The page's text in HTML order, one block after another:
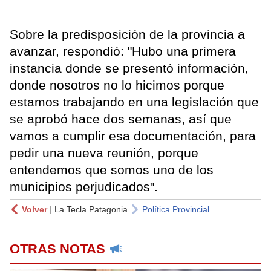
Sobre la predisposición de la provincia a
avanzar, respondió: "Hubo una primera
instancia donde se presentó información,
donde nosotros no lo hicimos porque
estamos trabajando en una legislación que
se aprobó hace dos semanas, así que
vamos a cumplir esa documentación, para
pedir una nueva reunión, porque
entendemos que somos uno de los
municipios perjudicados".
Volver| La Tecla Patagonia Política Provincial
OTRAS NOTAS